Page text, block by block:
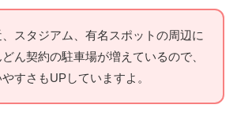
スタジアム、有名スポットの周辺に
どん契約の駐車場が増えているので、
すさもUPしていますよ。